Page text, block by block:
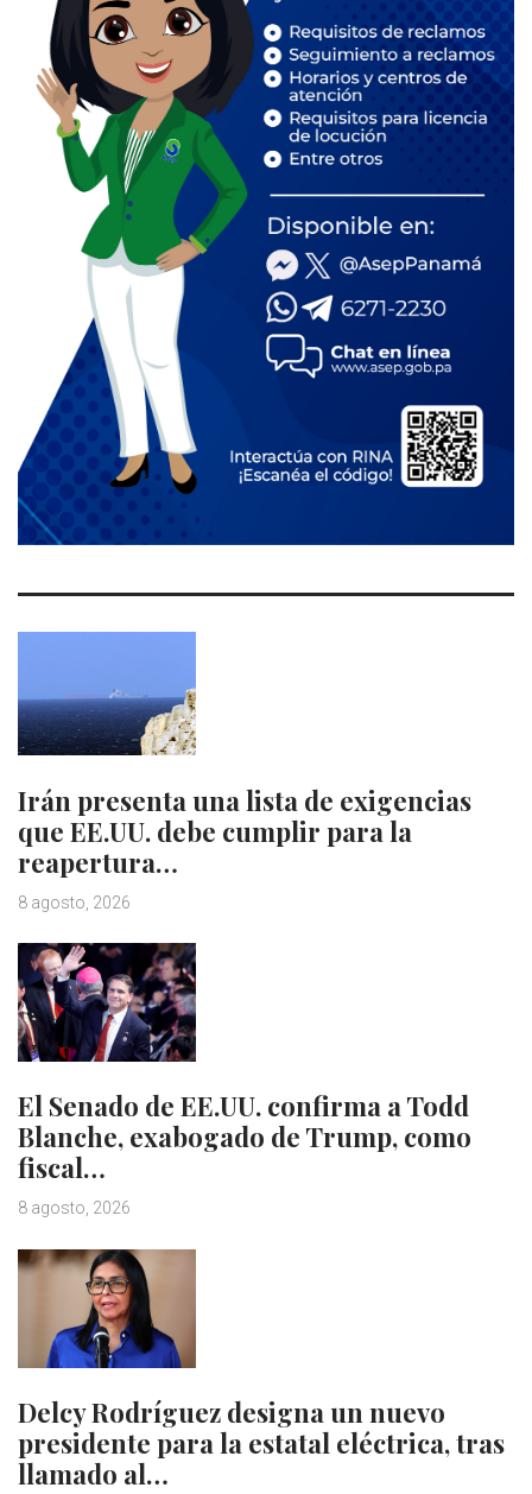
Irán presenta una lista de exigencias
que EE.UU. debe cumplir para la
reapertura…
8 agosto, 2026
El Senado de EE.UU. confirma a Todd
Blanche, exabogado de Trump, como
fiscal…
8 agosto, 2026
Delcy Rodríguez designa un nuevo
presidente para la estatal eléctrica, tras
llamado al…